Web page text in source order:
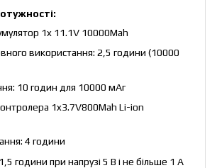
1x 11.1V 10000Mah
використання: 2,5 години (10000
10 годин для 10000 мАг
1x3.7V800Mah Li-ion
4 години
години при напрузі 5 В і не більше 1 А